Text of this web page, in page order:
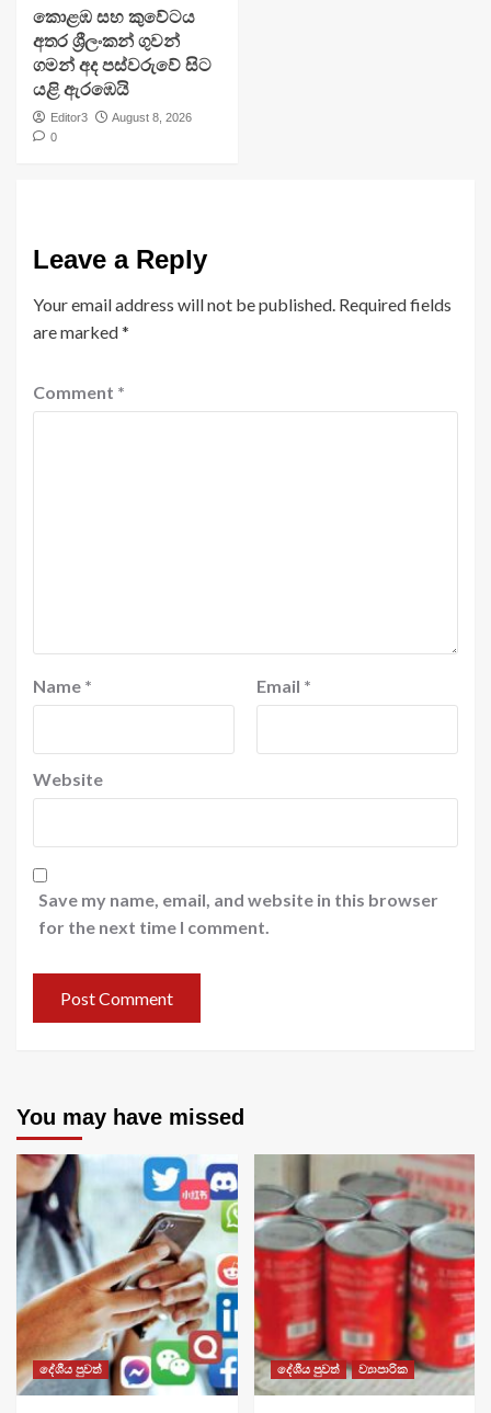
​කොළඹ සහ කුවේටය
අතර ශ්‍රීලංකන් ගුවන්
ගමන් අද පස්වරුවේ සිට
යළි ඇරඹෙයි
Editor3
August 8, 2026
0
Leave a Reply
Your email address will not be published. Required fields
are marked*
Comment *
Name * Email *
Website
Save my name, email, and website in this browser
for the next time I comment.
You may have missed
දේශීය පුවත් දේශීය පුවත් ව්‍යාපාරික